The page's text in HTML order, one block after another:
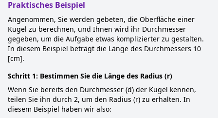
Praktisches Beispiel
Angenommen, Sie werden gebeten, die Oberfläche einer
Kugel zu berechnen, und Ihnen wird ihr Durchmesser
gegeben, um die Aufgabe etwas komplizierter zu gestalten.
In diesem Beispiel beträgt die Länge des Durchmessers 10
[cm].
Schritt 1: Bestimmen Sie die Länge des Radius (r)
Wenn Sie bereits den Durchmesser (d) der Kugel kennen,
teilen Sie ihn durch 2, um den Radius (r) zu erhalten. In
diesem Beispiel haben wir also: